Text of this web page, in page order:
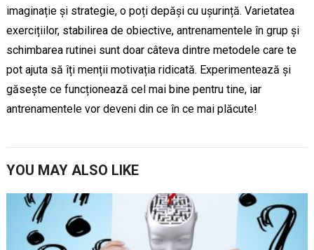
imaginație și strategie, o poți depăși cu ușurință. Varietatea
exercițiilor, stabilirea de obiective, antrenamentele în grup și
schimbarea rutinei sunt doar câteva dintre metodele care te
pot ajuta să îți menții motivația ridicată. Experimentează și
găsește ce funcționează cel mai bine pentru tine, iar
antrenamentele vor deveni din ce în ce mai plăcute!
YOU MAY ALSO LIKE